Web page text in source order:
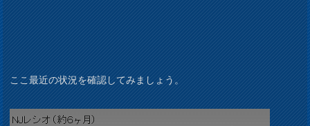
ここ最近の状況を確認してみましょう。